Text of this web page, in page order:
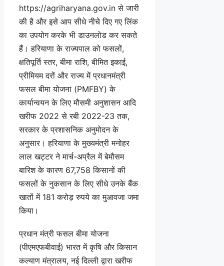
https://agriharyana.gov.in से जारी
की है और इसे आप सीधे नीचे दिए गए लिंक
का उपयोग करके भी डाउनलोड कर सकते
हैं। हरियाणा के राज्यपाल को फसलों,
क्षतिपूर्ति स्तर, बीमा राशि, बीमित इकाई,
प्रीमियम दरों और राज्य में प्रधानमंत्री
फसल बीमा योजना (PMFBY) के
कार्यान्वयन के लिए मौसमी अनुशासन आदि
खरीफ 2022 से रबी 2022-23 तक,
सरकार के प्रशासनिक अनुमोदन के
अनुसार। हरियाणा के मुख्यमंत्री मनोहर
लाल खट्टर ने मार्च-अप्रैल में बेमौसम
बारिश के कारण 67,758 किसानों की
फसलों के नुकसान के लिए सीधे उनके बैंक
खातों में 181 करोड़ रुपये का मुआवजा जमा
किया।
प्रधान मंत्री फसल बीमा योजना
(पीएमएफबीवाई) भारत में कृषि और किसान
कल्याण मंत्रालय, नई दिल्ली द्वारा खरीफ